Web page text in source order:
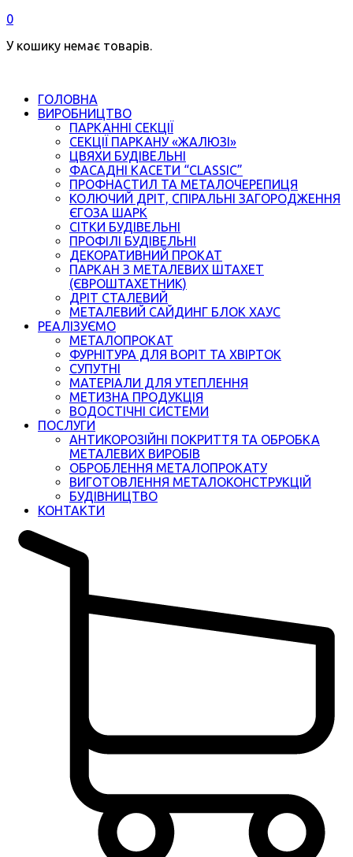
0
У кошику немає товарів.
ГОЛОВНА
ВИРОБНИЦТВО
ПАРКАННІ СЕКЦІЇ
СЕКЦІЇ ПАРКАНУ «ЖАЛЮЗІ»
ЦВЯХИ БУДІВЕЛЬНІ
ФАСАДНІ КАСЕТИ “CLASSIC”
ПРОФНАСТИЛ ТА МЕТАЛОЧЕРЕПИЦЯ
КОЛЮЧИЙ ДРІТ, СПІРАЛЬНІ ЗАГОРОДЖЕННЯ
ЄГОЗА ШАРК
СІТКИ БУДІВЕЛЬНІ
ПРОФІЛІ БУДІВЕЛЬНІ
ДЕКОРАТИВНИЙ ПРОКАТ
ПАРКАН З МЕТАЛЕВИХ ШТАХЕТ
(ЄВРОШТАХЕТНИК)
ДРІТ СТАЛЕВИЙ
МЕТАЛЕВИЙ САЙДИНГ БЛОК ХАУС
РЕАЛІЗУЄМО
МЕТАЛОПРОКАТ
ФУРНІТУРА ДЛЯ ВОРІТ ТА ХВІРТОК
СУПУТНІ
МАТЕРІАЛИ ДЛЯ УТЕПЛЕННЯ
МЕТИЗНА ПРОДУКЦІЯ
ВОДОСТІЧНІ СИСТЕМИ
ПОСЛУГИ
АНТИКОРОЗІЙНІ ПОКРИТТЯ ТА ОБРОБКА
МЕТАЛЕВИХ ВИРОБІВ
ОБРОБЛЕННЯ МЕТАЛОПРОКАТУ
ВИГОТОВЛЕННЯ МЕТАЛОКОНСТРУКЦІЙ
БУДІВНИЦТВО
КОНТАКТИ